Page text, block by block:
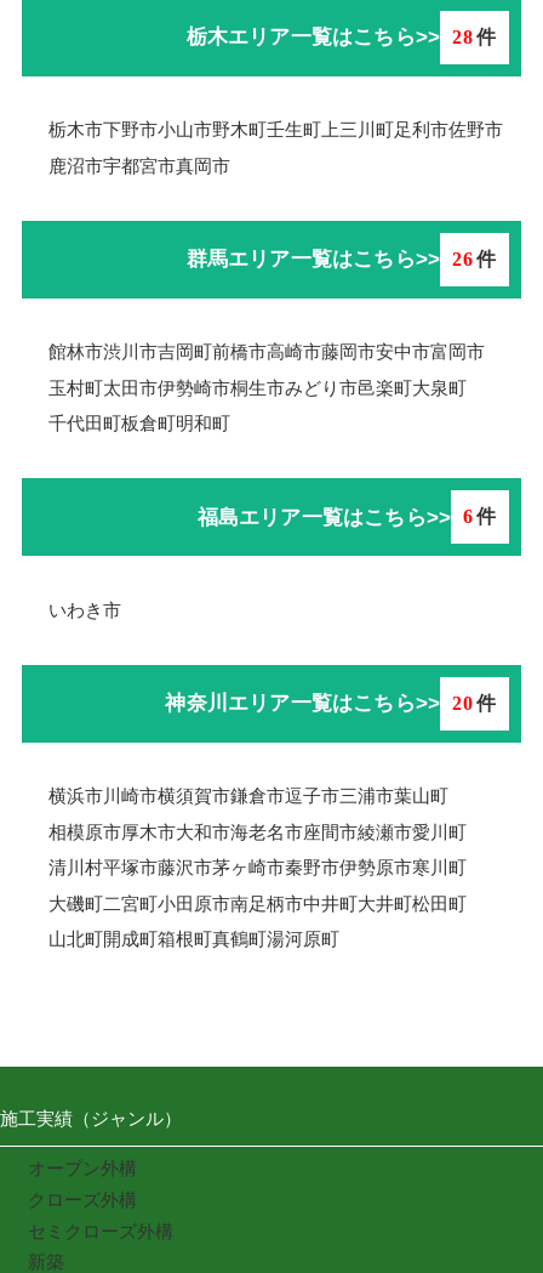
栃木エリア一覧はこちら>> 28件
栃木市下野市小山市野木町壬生町上三川町足利市佐野市
鹿沼市宇都宮市真岡市
群馬エリア一覧はこちら>> 26件
館林市渋川市吉岡町前橋市高崎市藤岡市安中市富岡市
玉村町太田市伊勢崎市桐生市みどり市邑楽町大泉町
千代田町板倉町明和町
福島エリア一覧はこちら>> 6件
いわき市
神奈川エリア一覧はこちら>> 20件
横浜市川崎市横須賀市鎌倉市逗子市三浦市葉山町
相模原市厚木市大和市海老名市座間市綾瀬市愛川町
清川村平塚市藤沢市茅ヶ崎市秦野市伊勢原市寒川町
大磯町二宮町小田原市南足柄市中井町大井町松田町
山北町開成町箱根町真鶴町湯河原町
施工実績（ジャンル）
オープン外構
クローズ外構
セミクローズ外構
新築